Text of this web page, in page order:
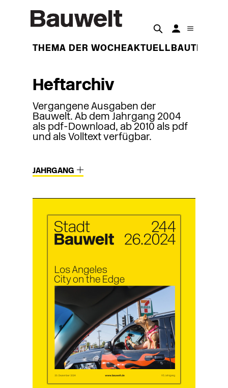
THEMA DER WOCHEAKTUELL BAUTEN
Heftarchiv
Vergangene Ausgaben der
Bauwelt. Ab dem Jahrgang 2004
als pdf-Download, ab 2010 als pdf
und als Volltext verfügbar.
JAHRGANG